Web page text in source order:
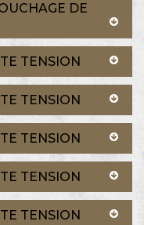
DE
TENSION
TENSION
TENSION
TENSION
TENSION